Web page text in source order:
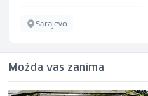
Sarajevo
Možda vas zanima